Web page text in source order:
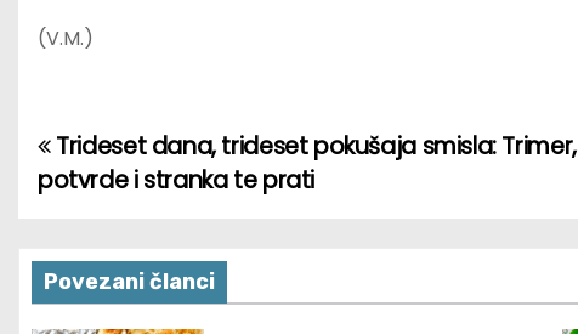
(V.M.)
P
o
s
t
Trideset dana, trideset pokušaja smisla: Trimer,
potvrde i stranka te prati
Povezani članci